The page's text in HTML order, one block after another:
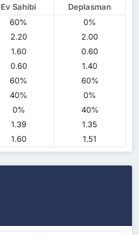
Ev Sahibi
Deplasman
60%
0%
2.20
2.00
1.60
0.60
0.60
1.40
60%
60%
40%
0%
0%
40%
1.39
1.35
1.60 1.51